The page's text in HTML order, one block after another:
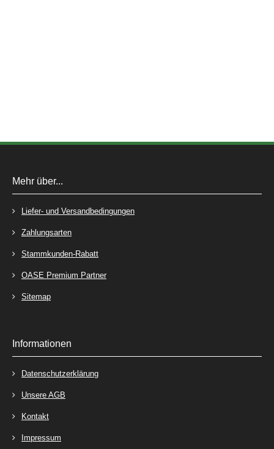
Mehr über...
Liefer- und Versandbedingungen
Zahlungsarten
Stammkunden-Rabatt
OASE Premium Partner
Sitemap
Informationen
Datenschutzerklärung
Unsere AGB
Kontakt
Impressum